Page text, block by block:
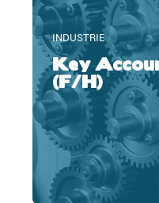
INDUSTRIE
Key
(F/H)